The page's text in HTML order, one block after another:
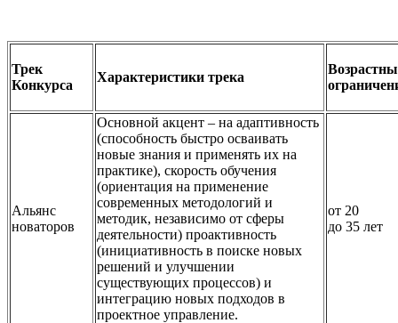
Трек
Конкурса
Характеристики трека
Альянс
новаторов
Основной акцент – на адаптивность
(способность быстро осваивать
новые знания и применять их на
практике), скорость обучения
(ориентация на применение
современных методологий и
методик, независимо от сферы
деятельности) проактивность
(инициативность в поиске новых
решений и улучшении
существующих процессов) и
интеграцию новых подходов в
проектное управление.
от 20
до 35 лет